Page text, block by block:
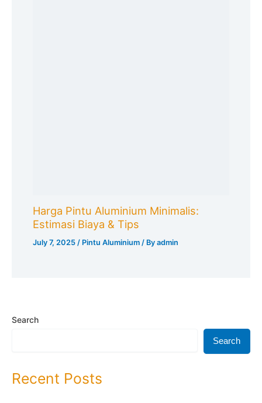
Harga Pintu Aluminium Minimalis:
Estimasi Biaya & Tips
July 7, 2025 / Pintu Aluminium / Byadmin
Search
Search
Recent Posts